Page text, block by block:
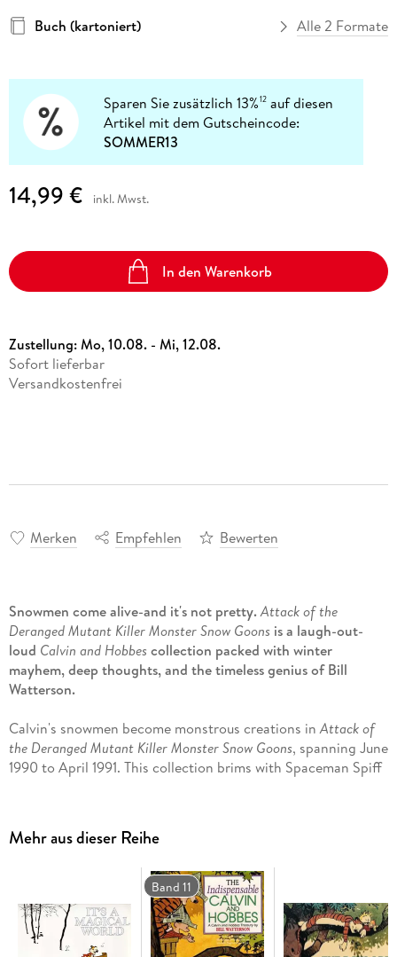
Buch (kartoniert)
Alle 2 Formate
Sparen Sie zusätzlich 13%12 auf diesen
Artikel mit dem Gutscheincode:
SOMMER13
14,99 € inkl. Mwst.
In den Warenkorb
Zustellung:Mo, 10.08. - Mi, 12.08.
Sofort lieferbar
Versandkostenfrei
Merken Empfehlen Bewerten
Snowmen come alive-and it's not pretty.Attack of the
Deranged Mutant Killer Monster Snow Goons is a laugh-out-
loud Calvin and Hobbes collection packed with winter
mayhem, deep thoughts, and the timeless genius of Bill
Watterson.
Calvin's snowmen become monstrous creations inAttack of
the Deranged Mutant Killer Monster Snow Goons, spanning June
1990 to April 1991. This collection brims with Spaceman Spiff
strips and humor that's equal parts clever and chaotic.
Black-and-white dailies and full-color Sunday strips highlight
Watterson's gift for blending slapstick comedy, clever satire,
and surprising depth. From outrageous antics to moments of
quiet reflection, these stories capture the boundless scope of
Mehr aus dieser Reihe
Band 11